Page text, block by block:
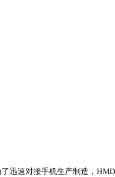
速对接手机生产制造，